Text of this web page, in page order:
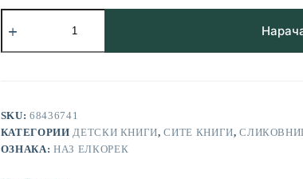
Новото
училиште
Куки
SKU:68436741
КАТЕГОРИИДЕТСКИ КНИГИ,СИТЕ КНИГИ,
ОЗНАКА: НАЗ ЕЛКОРЕК